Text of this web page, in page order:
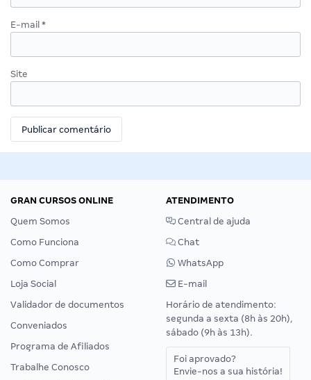
E-mail *
Site
GRAN CURSOS ONLINE
Quem Somos
Como Funciona
Como Comprar
Loja Social
Validador de documentos
Conveniados
Programa de Afiliados
Trabalhe Conosco
ATENDIMENTO
Central de ajuda
Chat
WhatsApp
E-mail
Horário de atendimento:
segunda a sexta (8h às 20h),
sábado (9h às 13h).
Foi aprovado?
Envie-nos a sua história!